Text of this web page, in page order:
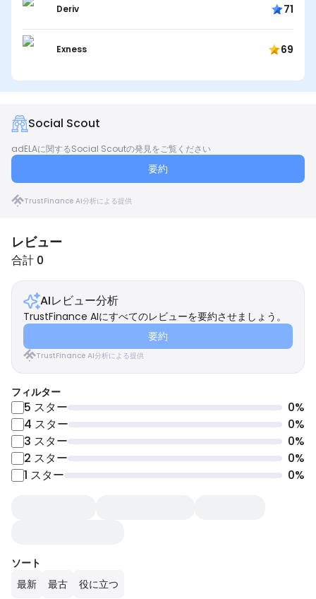
Deriv 71
Exness 69
Social Scout
adELAに関するSocial Scoutの発見をご覧ください
要約
TrustFinance AI分析による提供
レビュー
合計 0
AIレビュー分析
TrustFinance AIにすべてのレビューを要約させましょう。
要約
TrustFinance AI分析による提供
フィルター
5 スター 0%
4 スター 0%
3 スター 0%
2 スター 0%
1 スター 0%
ソート
最新
最古 役に立つ